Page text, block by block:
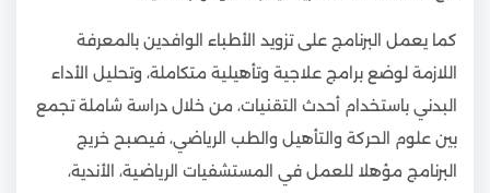
كما يعمل البرنامج على تزويد الأطباء الوافدين بالمعرفة
اللازمة لوضع برامج علاجية وتأهيلية متكاملة، وتحليل الأداء
البدني باستخدام أحدث التقنيات، من خلال دراسة شاملة تجمع
بين علوم الحركة والتأهيل والطب الرياضي، فيصبح خريج
البرنامج مؤهلا للعمل في المستشفيات الرياضية، الأندية،